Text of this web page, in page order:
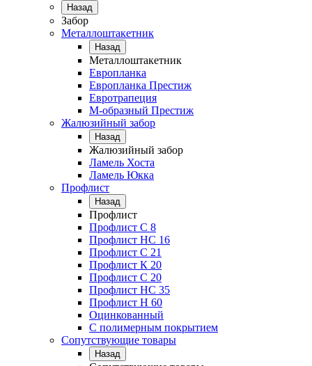
Назад
Забор
Металлоштакетник
Назад
Металлоштакетник
Европланка
Европланка Престиж
Евротрапеция
М-образный Престиж
Жалюзийный забор
Назад
Жалюзийный забор
Ламель Хоста
Ламель Юкка
Профлист
Назад
Профлист
Профлист С 8
Профлист НС 16
Профлист C 21
Профлист К 20
Профлист С 20
Профлист НС 35
Профлист Н 60
Оцинкованный
С полимерным покрытием
Сопутствующие товары
Назад